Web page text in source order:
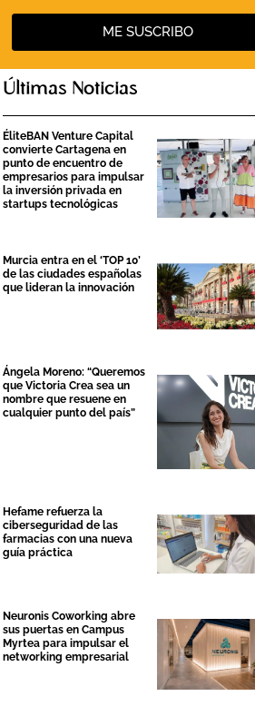
ME SUSCRIBO
Últimas Noticias
ÉliteBAN Venture Capital
convierte Cartagena en
punto de encuentro de
empresarios para impulsar
la inversión privada en
startups tecnológicas
Murcia entra en el ‘TOP 10’
de las ciudades españolas
que lideran la innovación
Ángela Moreno: “Queremos
que Victoria Crea sea un
nombre que resuene en
cualquier punto del país”
Hefame refuerza la
ciberseguridad de las
farmacias con una nueva
guía práctica
Neuronis Coworking abre
sus puertas en Campus
Myrtea para impulsar el
networking empresarial